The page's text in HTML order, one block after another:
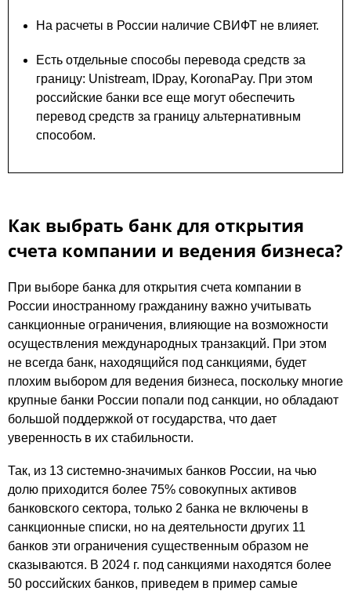
На расчеты в России наличие СВИФТ не влияет.
Есть отдельные способы перевода средств за
границу: Unistream, IDpay, KoronaPay. При этом
российские банки все еще могут обеспечить
перевод средств за границу альтернативным
способом.
Как выбрать банк для открытия
счета компании и ведения бизнеса?
При выборе банка для открытия счета компании в
России иностранному гражданину важно учитывать
санкционные ограничения, влияющие на возможности
осуществления международных транзакций. При этом
не всегда банк, находящийся под санкциями, будет
плохим выбором для ведения бизнеса, поскольку многие
крупные банки России попали под санкции, но обладают
большой поддержкой от государства, что дает
уверенность в их стабильности.
Так, из 13 системно-значимых банков России, на чью
долю приходится более 75% совокупных активов
банковского сектора, только 2 банка не включены в
санкционные списки, но на деятельности других 11
банков эти ограничения существенным образом не
сказываются. В 2024 г. под санкциями находятся более
50 российских банков, приведем в пример самые